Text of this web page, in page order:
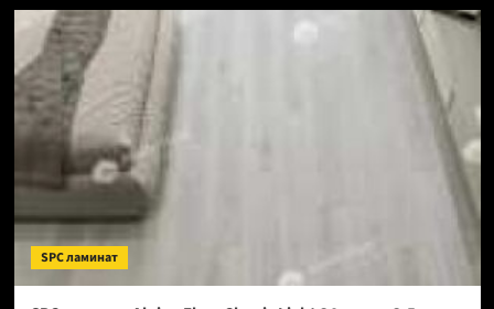
SPC ламинат